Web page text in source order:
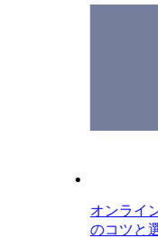
オンライ
のコツと